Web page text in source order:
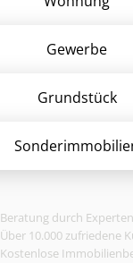
Gewerbe
Grund­stück
Beratung durch Experten
Über 10.000 zufriedene
Kostenlose